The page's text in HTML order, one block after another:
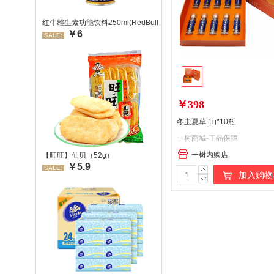
红牛维生素功能饮料250ml(RedBull/红牛)
SALE: ￥6
【旺旺】仙贝（52g）
SALE: ￥5.9
￥398
冬虫夏草 1g*10瓶
一树商城-正品保障
一树内购店
加入购